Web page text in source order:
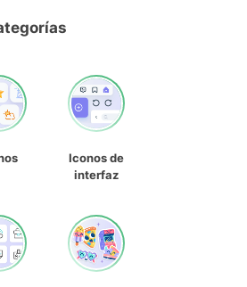
Iconos de
interfaz